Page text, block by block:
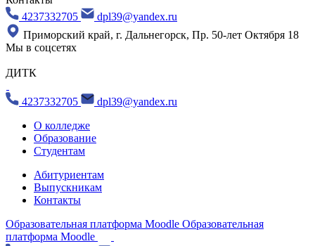
4237332705
dpl39@yandex.ru
Приморский край, г. Дальнегорск, Пр. 50-лет Октября 18
Мы в соцсетях
ДИТК
4237332705
dpl39@yandex.ru
О колледже
Образование
Студентам
Абитуриентам
Выпускникам
Контакты
Образовательная платформа Moodle Образовательная
платформа Moodle